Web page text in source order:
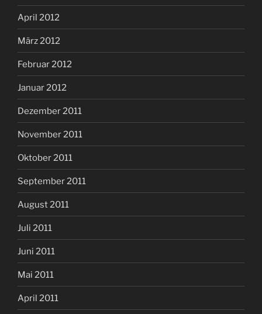
April 2012
März 2012
Februar 2012
Januar 2012
Dezember 2011
November 2011
Oktober 2011
September 2011
August 2011
Juli 2011
Juni 2011
Mai 2011
April 2011